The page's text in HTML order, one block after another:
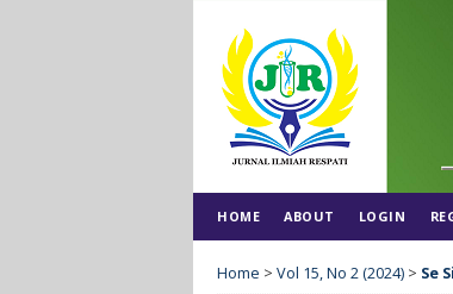
HOME ABOUT LOGIN
Home > Vol 15, No 2 (2024) > Se